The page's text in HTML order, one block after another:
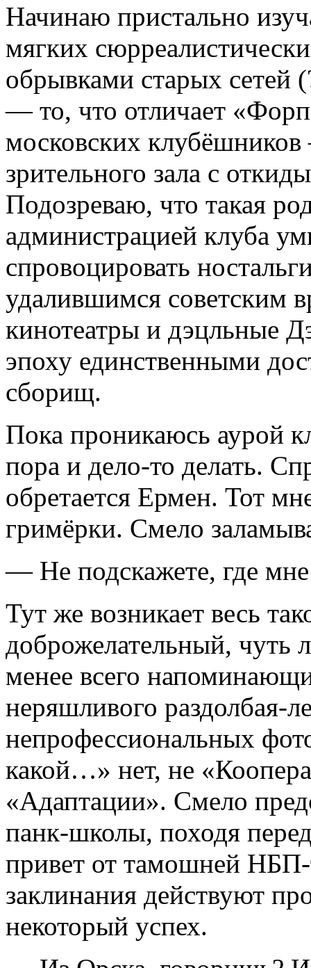
Начинаю пристально
мягких
обрывками старых сетей
— то, что отличает
московских
зрительного зала с
Подозреваю, что такая
администрацией клуба
спровоцировать
удалившимся советским
кинотеатры и дэцльные
эпоху единственными
сборищ.
Пока проникаюсь аурой
пора и дело-то делать.
обретается Ермен. Тот
гримёрки. Смело
— Не подскажете, где
Тут же возникает весь
доброжелательный, чуть
менее всего
неряшливого раздолбая-
непрофессиональных
какой…» нет, не
«Адаптации». Смело
панк-школы, походя
привет от тамошней
заклинания действуют
некоторый успех.